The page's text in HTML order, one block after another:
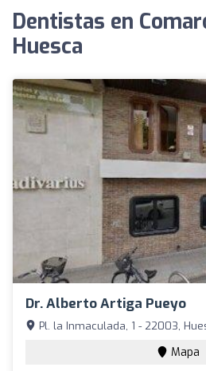
Dentistas en
Huesca
Dr. Alberto Artiga Pueyo
Pl. la Inmaculada, 1 - 22003,
Mapa